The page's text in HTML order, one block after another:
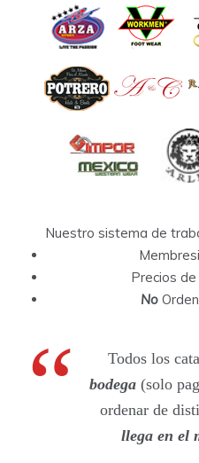
Nuestro sistema de
Precios
No
Todos los
bodega (solo
ordenar de
llega en el